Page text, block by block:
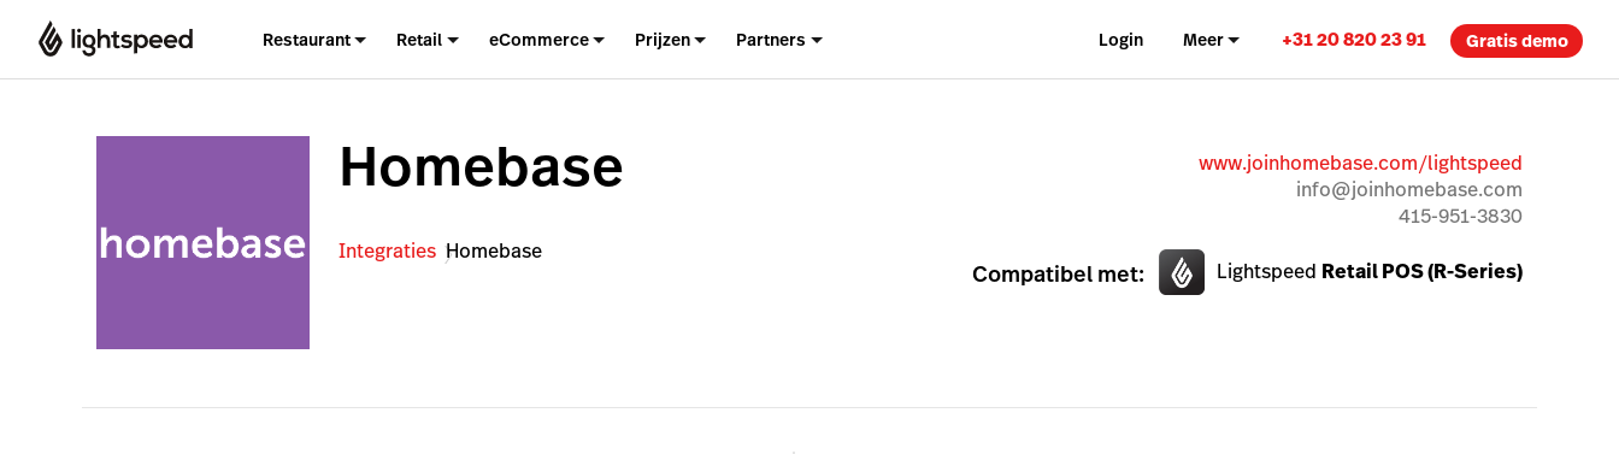
Restaurant Retail eCommerce Prijzen Partners Login Meer +31 20 820 23 91 Gratis demo
Homebase
Integraties Homebase
www.joinhomebase.com/lightspeed
info@joinhomebase.com
415-951-3830
Compatibel met: Lightspeed Retail POS (R-Series)